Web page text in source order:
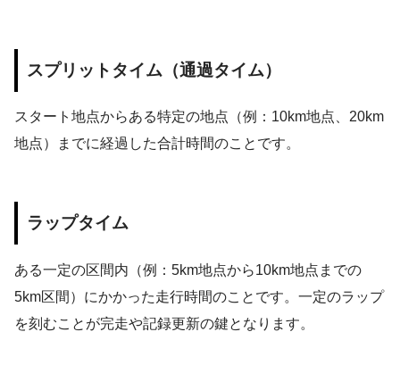
スプリットタイム（通過タイム）
スタート地点からある特定の地点（例：10km地点、20km
地点）までに経過した合計時間のことです。
ラップタイム
ある一定の区間内（例：5km地点から10km地点までの
5km区間）にかかった走行時間のことです。一定のラップ
を刻むことが完走や記録更新の鍵となります。